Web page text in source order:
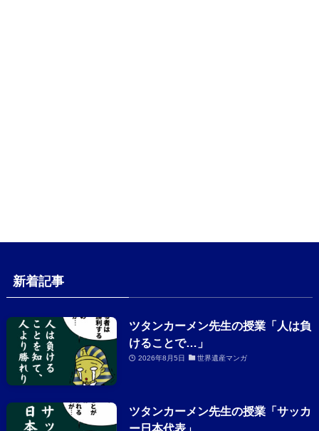
新着記事
ツタンカーメン先生の授業「人は負
けることで…」
2026年8月5日 世界遺産マンガ
ツタンカーメン先生の授業「サッカ
ー日本代表」